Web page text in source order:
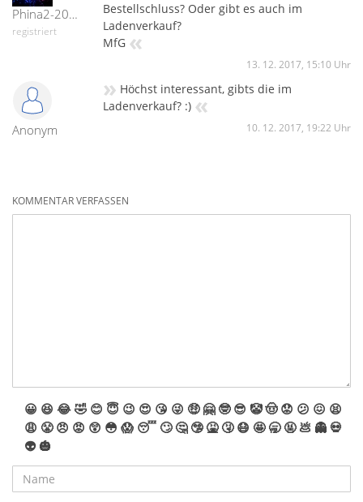
Phina2-20420
registriert
Bestellschluss? Oder gibt es auch im
Ladenverkauf?
MfG «
13. 12. 2017, 15:10 Uhr
Anonym
» Höchst interessant, gibts die im
Ladenverkauf? :) «
10. 12. 2017, 19:22 Uhr
KOMMENTAR VERFASSEN
😀 😆 😂🤣 😊 😇 😉 😍 😘 😜 🤑 🤗 🤓 😎 🤡🤠 😟 😕 😖 😫
😩 😤 😠 😡 😲 😳 😱 😴 🙄 🤔 🤥 🤮 🤧 😷 🤩 🥱 🤬 💩 👻 💀
👽 🎃